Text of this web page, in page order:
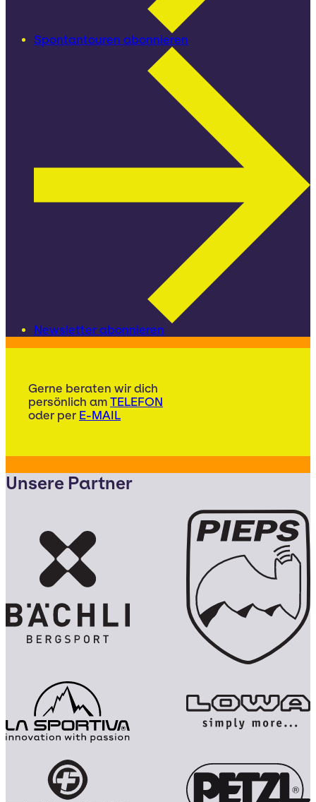
Spontantouren abonnieren
Newsletter abonnieren
Gerne beraten wir dich
persönlich am TELEFON
oder per E-MAIL
Unsere Partner